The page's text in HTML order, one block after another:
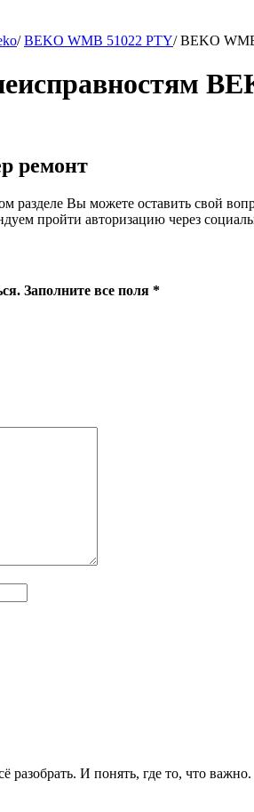
/BEKO WMB 51022 PTY/BEKO
ремонт
разделе Вы можете оставить свой
пройти авторизацию через
Заполните все поля *
разобрать. И понять, где то, что важно.